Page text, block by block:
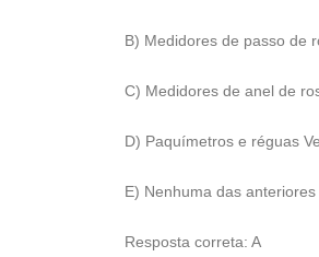
B) Medidores de passo de
C) Medidores de anel de
D) Paquímetros e réguas
E) Nenhuma das anteriores
Resposta correta: A